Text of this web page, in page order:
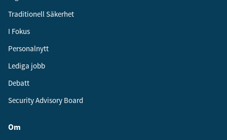
Traditionell Säkerhet
I Fokus
Personalnytt
Lediga jobb
Debatt
Security Advisory Board
Om